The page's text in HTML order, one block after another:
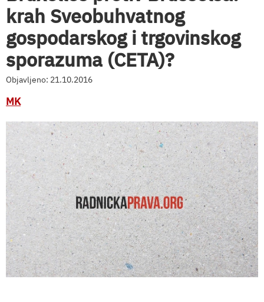
krah Sveobuhvatnog
gospodarskog i trgovinskog
sporazuma (CETA)?
Objavljeno: 21.10.2016
MK